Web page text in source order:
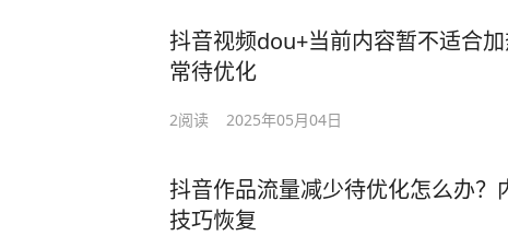
抖音视频dou+当前内容暂不适合
常待优化
2阅读 2025年05月04日
抖音作品流量减少待优化怎么办？
技巧恢复